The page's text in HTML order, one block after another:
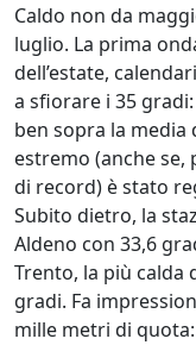
Caldo non da
luglio. La prima
dell’estate,
a sfiorare i 35
ben sopra la media
estremo (anche
di record) è stato
Subito dietro, la
Aldeno con 33,6
Trento, la più calda
gradi. Fa
mille metri di